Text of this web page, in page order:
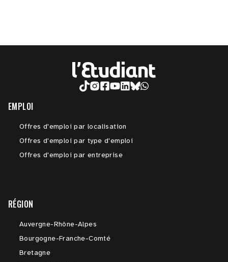
EMPLOI
Offres d'emploi par localisation
Offres d'emploi par type d'emploi
Offres d'emploi par entreprise
RÉGION
Auvergne-Rhône-Alpes
Bourgogne-Franche-Comté
Bretagne